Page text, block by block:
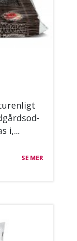
i,...
SE MER